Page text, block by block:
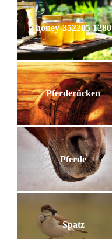
honey-352205 1280
Pferderücken
Pferde
Spatz